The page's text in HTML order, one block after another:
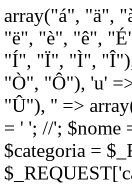
array("á", "ä",
"ë", "è", "ê",
"Í", "Ï", "Ì",
"Ò", "Ô"), 'u'
"Û"), '' =>
= ' '; //'; $nome
$categoria =